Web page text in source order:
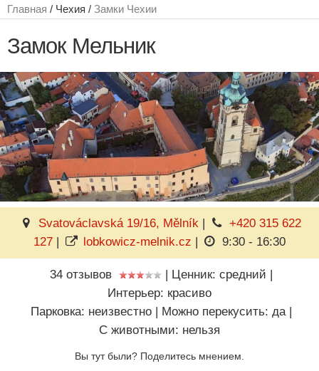
Главная / Чехия / Замки Чехии
Замок Мельник
Svatováclavská 19/16, Mělník |
+420 315 622
127 | lobkowicz-melnik.cz | 9:30 - 16:30
34 отзывов | Ценник: средний |
Интерьер: красиво
Парковка: неизвестно | Можно перекусить: да |
C животными: нельзя
Вы тут были? Поделитесь мнением.